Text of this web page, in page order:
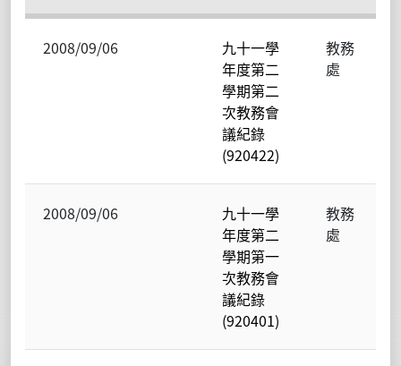
2008/09/06
九十一學
年度第二
學期第二
次教務會
議紀錄
(920422)
教務
處
2008/09/06
九十一學
年度第二
學期第一
次教務會
議紀錄
(920401)
教務
處